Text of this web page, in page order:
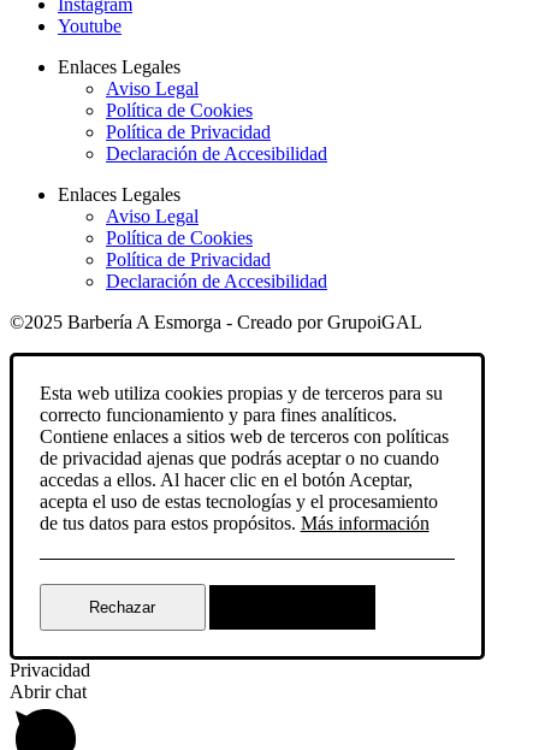
Instagram
Youtube
Enlaces Legales
Aviso Legal
Política de Cookies
Política de Privacidad
Declaración de Accesibilidad
Enlaces Legales
Aviso Legal
Política de Cookies
Política de Privacidad
Declaración de Accesibilidad
©2025 Barbería A Esmorga - Creado por GrupoiGAL
Esta web utiliza cookies propias y de terceros para su
correcto funcionamiento y para fines analíticos.
Contiene enlaces a sitios web de terceros con políticas
de privacidad ajenas que podrás aceptar o no cuando
accedas a ellos. Al hacer clic en el botón Aceptar,
acepta el uso de estas tecnologías y el procesamiento
de tus datos para estos propósitos. Más información
Rechazar
Privacidad
Abrir chat